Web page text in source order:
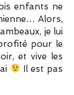
enfants ne
Alors,
je lui
pour le
et vive les
Il est pas